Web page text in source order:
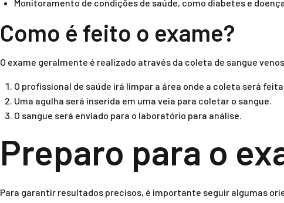
Monitoramento de condições de saúde, como diabetes e
Como é feito o exame?
O exame geralmente é realizado através da coleta de sangue
O profissional de saúde irá limpar a área onde a coleta será
Uma agulha será inserida em uma veia para coletar o sangue.
O sangue será enviado para o laboratório para análise.
Preparo para o
Para garantir resultados precisos, é importante seguir algumas